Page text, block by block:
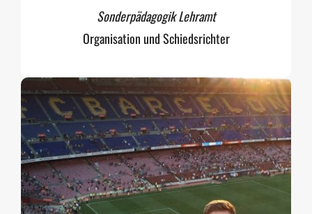
Sonderpädagogik Lehramt
Organisation und Schiedsrichter